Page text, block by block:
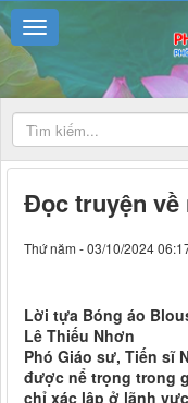
Đọc truyện
Thứ năm - 03/10/2024
Lời tựa Bóng áo
Lê Thiếu Nhơn
Phó Giáo sư, Tiến sĩ
được nể trọng trong
chỉ xác lập ở lãnh